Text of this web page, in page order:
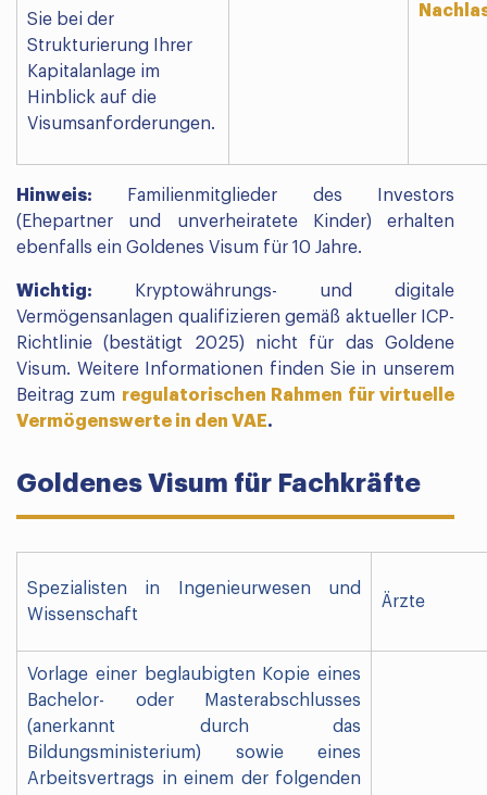
Sie bei der
Strukturierung Ihrer
Kapitalanlage im
Hinblick auf die
Visumsanforderungen.
Hinweis: Familienmitglieder des Investors
(Ehepartner und unverheiratete Kinder) erhalten
ebenfalls ein Goldenes Visum für 10 Jahre.
Wichtig: Kryptowährungs- und digitale
Vermögensanlagen qualifizieren gemäß aktueller ICP-
Richtlinie (bestätigt 2025) nicht für das Goldene
Visum. Weitere Informationen finden Sie in unserem
Beitrag zum regulatorischen Rahmen für virtuelle
Vermögenswerte in den VAE.
Goldenes Visum für Fachkräfte
Spezialisten in Ingenieurwesen und
Wissenschaft
Ärzte
Vorlage einer beglaubigten Kopie eines
Bachelor- oder Masterabschlusses
(anerkannt durch das
Bildungsministerium) sowie eines
Arbeitsvertrags in einem der folgenden